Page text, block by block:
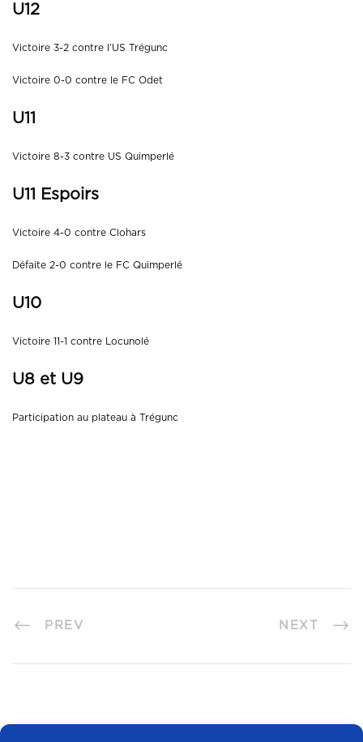
U12
Victoire 3-2 contre l’US Trégunc
Victoire 0-0 contre le FC Odet
U11
Victoire 8-3 contre US Quimperlé
U11 Espoirs
Victoire 4-0 contre Clohars
Défaite 2-0 contre le FC Quimperlé
U10
Victoire 11-1 contre Locunolé
U8 et U9
Participation au plateau à Trégunc
PREV NEXT